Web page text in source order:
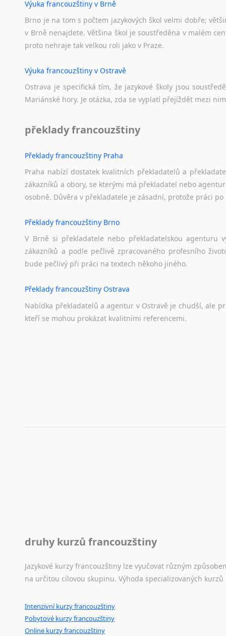
Výuka francouzštiny v Brně
Brno je na tom s počtem jazykových škol velmi dobře;
v Brně nenajdete. Většina škol je soustředěna v malém
proto nehraje tak velkou roli jako v Praze.
Výuka francouzštiny v Ostravě
Ostrava je specifická tím, že jazykové školy jsou
Mariánské hory. Je otázka, zda se vyplatí přejíždět mezi
překlady francouzštiny
Překlady francouzštiny Praha
Praha nabízí dostatek kvalitních překladatelů a
zákazníků a obory, se kterými má překladatel nebo
osobně. Důvěra v překladatele je zásadní, protože práci
Překlady francouzštiny Brno
V Brně si překladatele nebo překladatelskou agenturu
zákazníků a podle pečlivě zpracovaného profesního
bude pečlivý při práci na textech někoho jiného.
Překlady francouzštiny Ostrava
Nabídka překladatelů a agentur v Ostravě je chudší, ale
kteří se mohou prokázat kvalitními referencemi.
druhy kurzů francouzštiny
Jazykové kurzy francouzštiny lze vyučovat různým
na určitou cílovou skupinu. Výhoda specializovaných
Intenzivní kurzy francouzštiny
Pobytové kurzy francouzštiny
Online kurzy francouzštiny